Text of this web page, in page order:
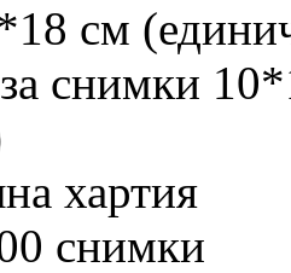
см
снимки
хартия
снимки